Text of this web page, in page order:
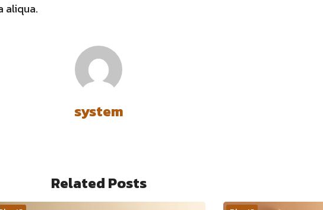
aliqua.
system
Related Posts